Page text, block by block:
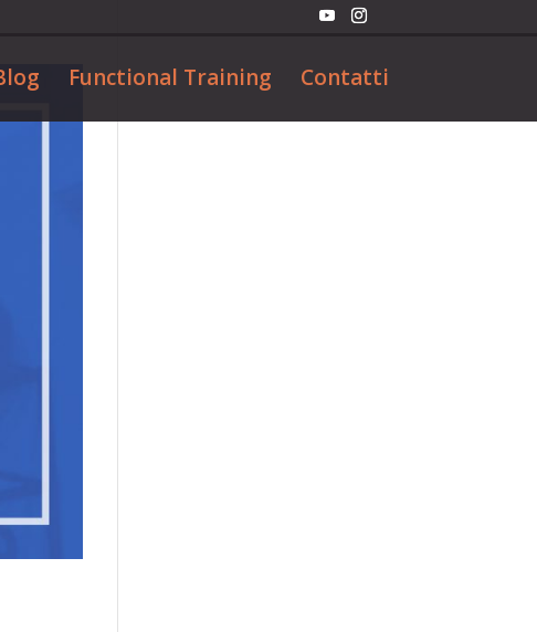
Functional Training Contatti